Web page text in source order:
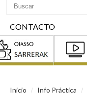
CONTACTO
Inicio / Info Práctica /